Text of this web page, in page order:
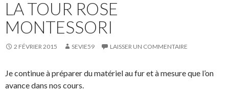
LA TOUR ROSE
MONTESSORI
2 FÉVRIER 2015 SEVIE59 LAISSER UN COMMENTAIRE
Je continue à préparer du matériel au fur et à mesure que l’on
avance dans nos cours.